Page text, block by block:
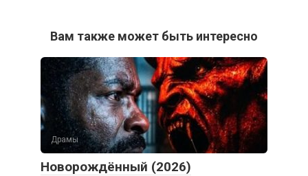
Вам также может быть интересно
Драмы
Новорождённый (2026)